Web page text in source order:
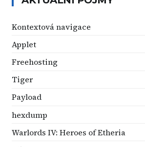
Kontextová navigace
Applet
Freehosting
Tiger
Payload
hexdump
Warlords IV: Heroes of Etheria